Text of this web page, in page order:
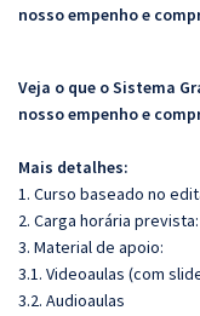
nosso empenho e
Veja o que o Sistema
nosso empenho e
Mais detalhes:
1. Curso baseado no
2. Carga horária
3. Material de apoio:
3.1. Videoaulas (com
3.2. Audioaulas